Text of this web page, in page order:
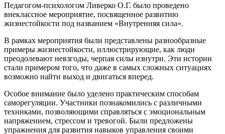
Педагогом-психологом Ливерко О.Г. было проведено
внеклассное мероприятие, посвященное развитию
жизнестойкости под названием «Внутренняя сила».
В рамках мероприятия были представлены разнообразные
примеры жизнестойкости, иллюстрирующие, как люди
преодолевают невзгоды, черпая силы изнутри. Эти истории
стали примером того, что даже в самых сложных ситуациях
возможно найти выход и двигаться вперед.
Особое внимание было уделено практическим способам
саморегуляции. Участники познакомились с различными
техниками, позволяющими справляться с эмоциональным
напряжением, стрессом и тревогой. Были предложены
упражнения для развития навыков управления своими